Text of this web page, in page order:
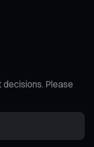
Please